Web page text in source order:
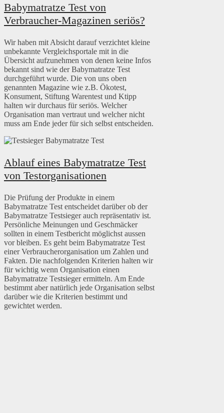
Babymatratze Test von
Verbraucher-Magazinen seriös?
Wir haben mit Absicht darauf verzichtet kleine
unbekannte Vergleichsportale mit in die
Übersicht aufzunehmen von denen keine Infos
bekannt sind wie der Babymatratze Test
durchgeführt wurde. Die von uns oben
genannten Magazine wie z.B. Ökotest,
Konsument, Stiftung Warentest und Ktipp
halten wir durchaus für seriös. Welcher
Organisation man vertraut und welcher nicht
muss am Ende jeder für sich selbst entscheiden.
Ablauf eines Babymatratze Test
von Testorganisationen
Die Prüfung der Produkte in einem
Babymatratze Test entscheidet darüber ob der
Babymatratze Testsieger auch repräsentativ ist.
Persönliche Meinungen und Geschmäcker
sollten in einem Testbericht möglichst aussen
vor bleiben. Es geht beim Babymatratze Test
einer Verbraucherorganisation um Zahlen und
Fakten. Die nachfolgenden Kriterien halten wir
für wichtig wenn Organisation einen
Babymatratze Testsieger ermitteln. Am Ende
bestimmt aber natürlich jede Organisation selbst
darüber wie die Kriterien bestimmt und
gewichtet werden.